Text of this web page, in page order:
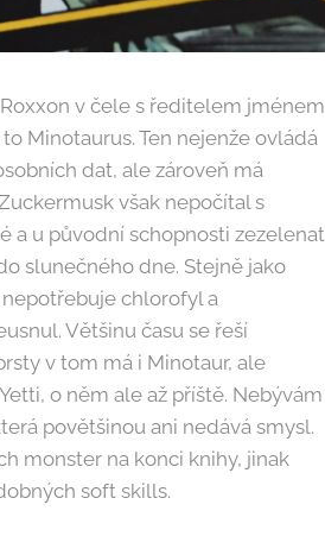
v čele s ředitelem jménem
Minotaurus. Ten nejenže ovládá
dat, ale zároveň má
však nepočítal s
a u původní schopnosti zezelenat
slunečného dne. Stejně jako
chlorofyl a
Většinu času se řeší
v tom má i Minotaur, ale
o něm ale až příště. Nebývám
povětšinou ani nedává smysl.
monster na konci knihy, jinak
soft skills.